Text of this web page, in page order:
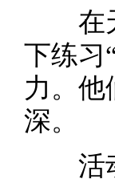
在天
下练习
力。他
深。
活动